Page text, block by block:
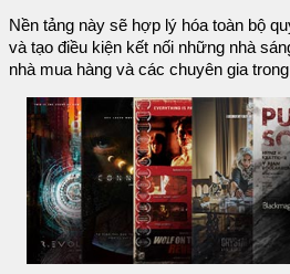
Nền tảng này sẽ hợp lý hóa toàn bộ
và tạo điều kiện kết nối những nhà
nhà mua hàng và các chuyên gia